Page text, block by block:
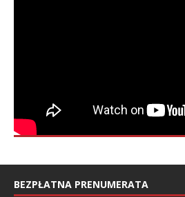
BEZPŁATNA PRENUMERATA